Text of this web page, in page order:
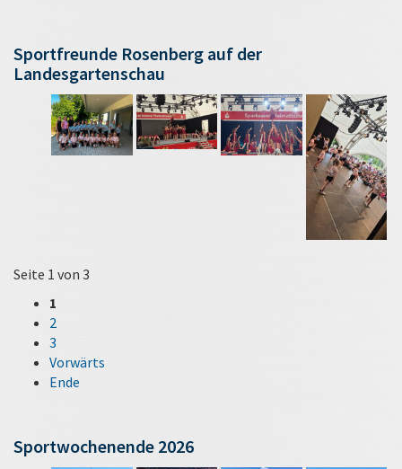
Sportfreunde Rosenberg auf der
Landesgartenschau
Seite 1 von 3
1
2
3
Vorwärts
Ende
Sportwochenende 2026